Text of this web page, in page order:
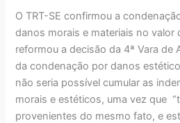
O TRT-SE confirmou a
danos morais e materiais no valor
reformou a decisão da 4ª Vara de
da condenação por danos
não seria possível cumular as
morais e estéticos, uma vez que
provenientes do mesmo fato, e